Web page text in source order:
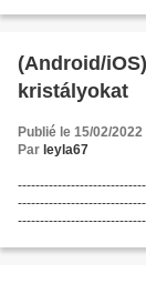
(Android/
kristályokat
Publié le 15/02/
Par leyla67